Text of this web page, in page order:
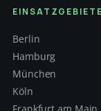
EINSATZGEBIETE
Berlin
Hamburg
München
Köln